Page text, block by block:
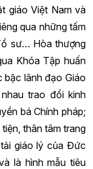
giáo Việt Nam và
qua những tấm
sư… Hòa thượng
Khóa Tập huấn
lãnh đạo Giáo
trao đổi kinh
bá Chính pháp;
thân tâm trang
giáo lý của Đức
là hình mẫu tiêu